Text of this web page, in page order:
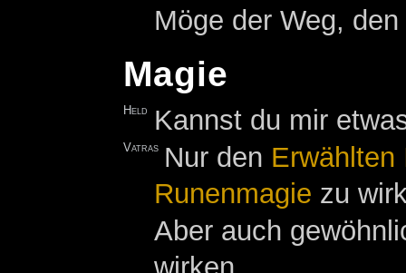
Möge der Weg,
Magie
Held Kannst du mir
Vatras Nur den Erwählten
Runenmagie zu
Aber auch